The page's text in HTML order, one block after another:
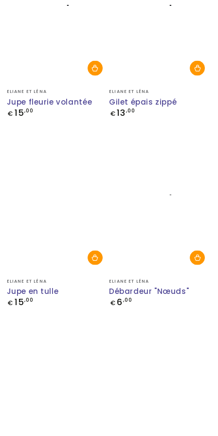
Fournisseur:
ELIANE ET LÉNA
Jupe fleurie volantée
Prix
€ 15,00
Fournisseur:
ELIANE ET LÉNA
Gilet épais zippé
Prix
€13 ,00
Fournisseur:
ELIANE ET LÉNA
Jupe en tulle
Prix
€ 15,00
Fournisseur:
ELIANE ET LÉNA
Débardeur "Nœuds"
Prix
€ 6 ,00